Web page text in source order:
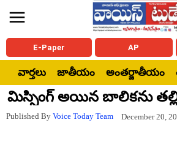
E-Paper AP
వార్తలు జాతీయం అంతర్జాతీయం
మిస్సింగ్ అయిన బాలికను
Published By Voice Today Team December 20,